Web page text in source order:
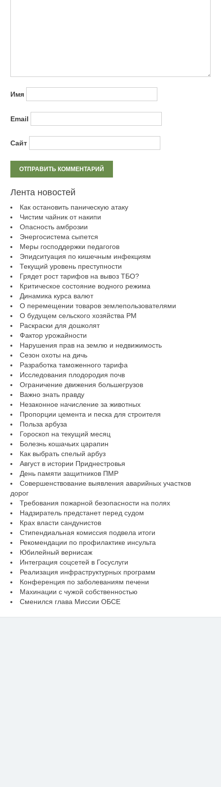
Имя
Email
Сайт
Лента новостей
Как остановить паническую атаку
Чистим чайник от накипи
Опасность амброзии
Энергосистема сыпется
Меры господдержки педагогов
Эпидситуация по кишечным инфекциям
Текущий уровень преступности
Грядет рост тарифов на вывоз ТБО?
Критическое состояние водного режима
Динамика курса валют
О перемещении товаров землепользователями
О будущем сельского хозяйства РМ
Раскраски для дошколят
Фактор урожайности
Нарушения прав на землю и недвижимость
Сезон охоты на дичь
Разработка таможенного тарифа
Исследования плодородия почв
Ограничение движения большегрузов
Важно знать правду
Незаконное начисление за животных
Пропорции цемента и песка для строителя
Польза арбуза
Гороскоп на текущий месяц
Болезнь кошачьих царапин
Как выбрать спелый арбуз
Август в истории Приднестровья
День памяти защитников ПМР
Совершенствование выявления аварийных участков
дорог
Требования пожарной безопасности на полях
Надзиратель предстанет перед судом
Крах власти сандунистов
Стипендиальная комиссия подвела итоги
Рекомендации по профилактике инсульта
Юбилейный вернисаж
Интеграция соцсетей в Госуслуги
Реализация инфраструктурных программ
Конференция по заболеваниям печени
Махинации с чужой собственностью
Сменился глава Миссии ОБСЕ